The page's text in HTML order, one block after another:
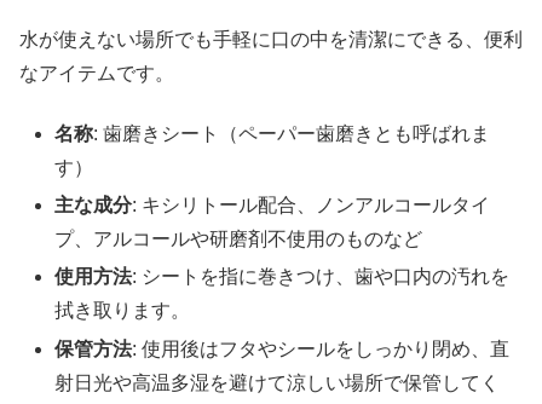
水が使えない場所でも手軽に口の中を清潔にできる、便利
なアイテムです。
名称: 歯磨きシート（ペーパー歯磨きとも呼ばれま
す）
主な成分: キシリトール配合、ノンアルコールタイ
プ、アルコールや研磨剤不使用のものなど
使用方法: シートを指に巻きつけ、歯や口内の汚れを
拭き取ります。
保管方法: 使用後はフタやシールをしっかり閉め、直
射日光や高温多湿を避けて涼しい場所で保管してく